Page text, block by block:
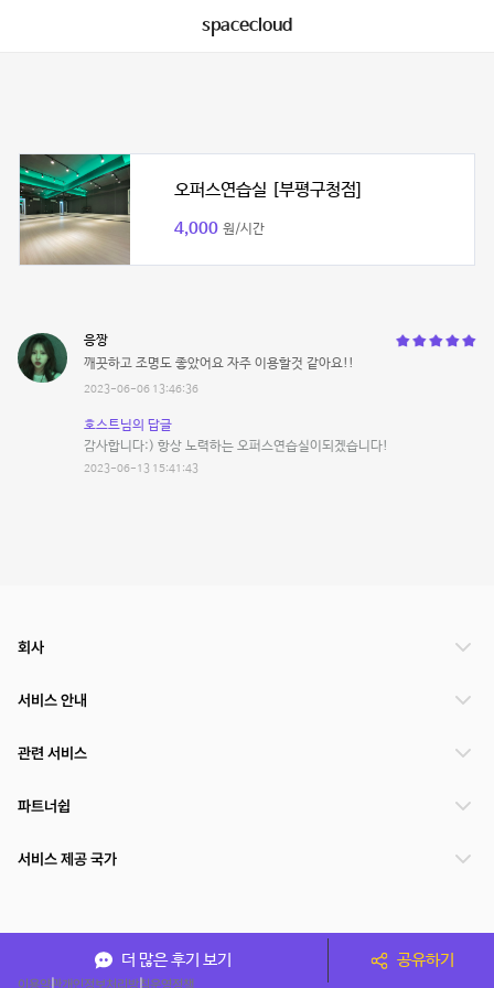
spacecloud
오퍼스연습실 [부평구청점]
4,000 원/시간
응짱
깨끗하고 조명도 좋았어요 자주 이용할것 같아요!!
2023-06-06 13:46:36
호스트님의 답글
감사합니다:) 항상 노력하는 오퍼스연습실이되겠습니다!
2023-06-13 15:41:43
더 많은 후기 보기 공유하기
회사
서비스 안내
관련 서비스
파트너쉽
서비스 제공 국가
이용약관개인정보처리방침운영정책